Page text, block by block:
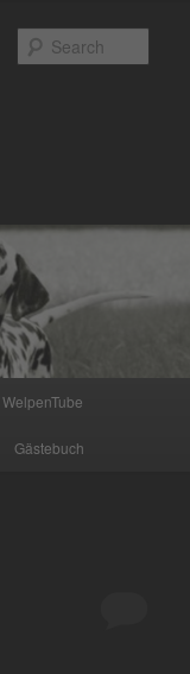
WelpenTube
Gästebuch